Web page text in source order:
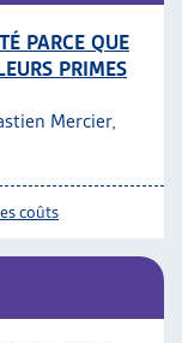
PARCE QUE
PRIMES
Mercier,
coûts